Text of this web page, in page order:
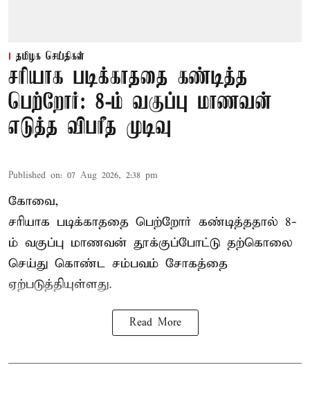
தமிழக செய்திகள்
சரியாக படிக்காததை கண்டித்த
பெற்றோர்: 8-ம் வகுப்பு மாணவன்
எடுத்த விபரீத முடிவு
Published on: 07 Aug 2026, 2:38 pm
கோவை,
சரியாக படிக்காததை பெற்றோர் கண்டித்ததால் 8-
ம் வகுப்பு மாணவன் தூக்குப்போட்டு தற்கொலை
செய்து கொண்ட சம்பவம் சோகத்தை
ஏற்படுத்தியுள்ளது.
Read More